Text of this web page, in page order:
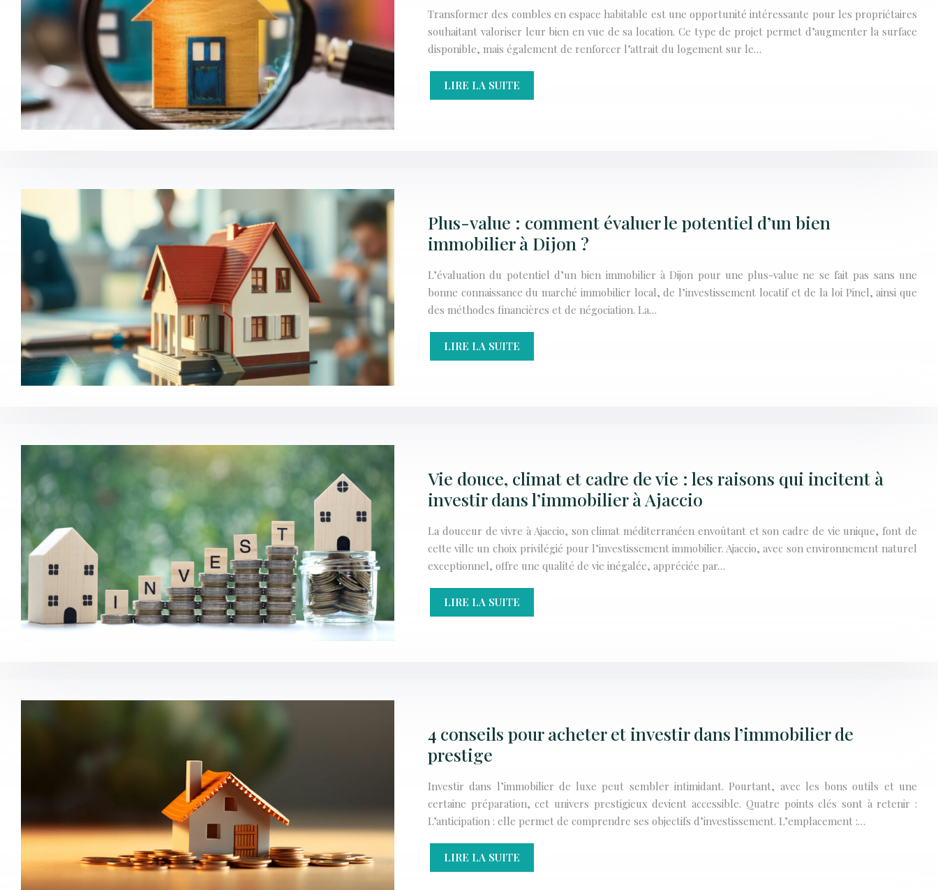
Transformer des combles en espace habitable est une opportunité intéressante pour les propriétaires
souhaitant valoriser leur bien en vue de sa location. Ce type de projet permet d’augmenter la surface
disponible, mais également de renforcer l’attrait du logement sur le…
LIRE LA SUITE
Plus-value : comment évaluer le potentiel d’un bien
immobilier à Dijon ?
L’évaluation du potentiel d’un bien immobilier à Dijon pour une plus-value ne se fait pas sans une
bonne connaissance du marché immobilier local, de l’investissement locatif et de la loi Pinel, ainsi que
des méthodes financières et de négociation. La…
LIRE LA SUITE
Vie douce, climat et cadre de vie : les raisons qui incitent à
investir dans l’immobilier à Ajaccio
La douceur de vivre à Ajaccio, son climat méditerranéen envoûtant et son cadre de vie unique, font de
cette ville un choix privilégié pour l’investissement immobilier. Ajaccio, avec son environnement naturel
exceptionnel, offre une qualité de vie inégalée, appréciée par…
LIRE LA SUITE
4 conseils pour acheter et investir dans l’immobilier de
prestige
Investir dans l’immobilier de luxe peut sembler intimidant. Pourtant, avec les bons outils et une
certaine préparation, cet univers prestigieux devient accessible. Quatre points clés sont à retenir :
L’anticipation : elle permet de comprendre ses objectifs d’investissement. L’emplacement :…
LIRE LA SUITE